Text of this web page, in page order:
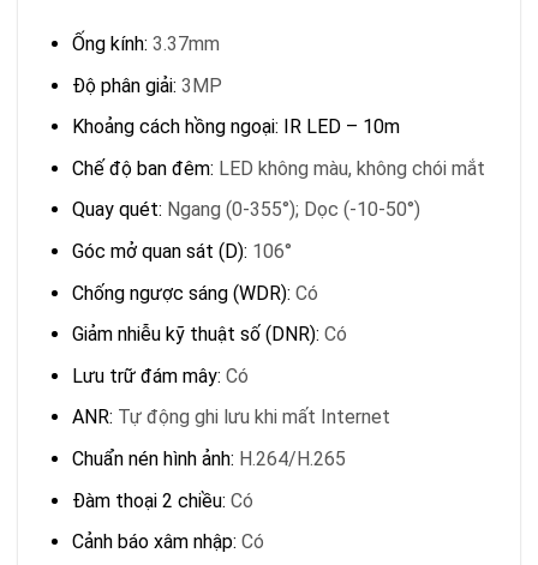
Ống kính: 3.37mm
Độ phân giải: 3MP
Khoảng cách hồng ngoại: IR LED – 10m
Chế độ ban đêm: LED không màu, không chói mắt
Quay quét: Ngang (0-355°); Dọc (-10-50°)
Góc mở quan sát (D): 106°
Chống ngược sáng (WDR): Có
Giảm nhiễu kỹ thuật số (DNR): Có
Lưu trữ đám mây: Có
ANR: Tự động ghi lưu khi mất Internet
Chuẩn nén hình ảnh: H.264/H.265
Đàm thoại 2 chiều: Có
Cảnh báo xâm nhập: Có